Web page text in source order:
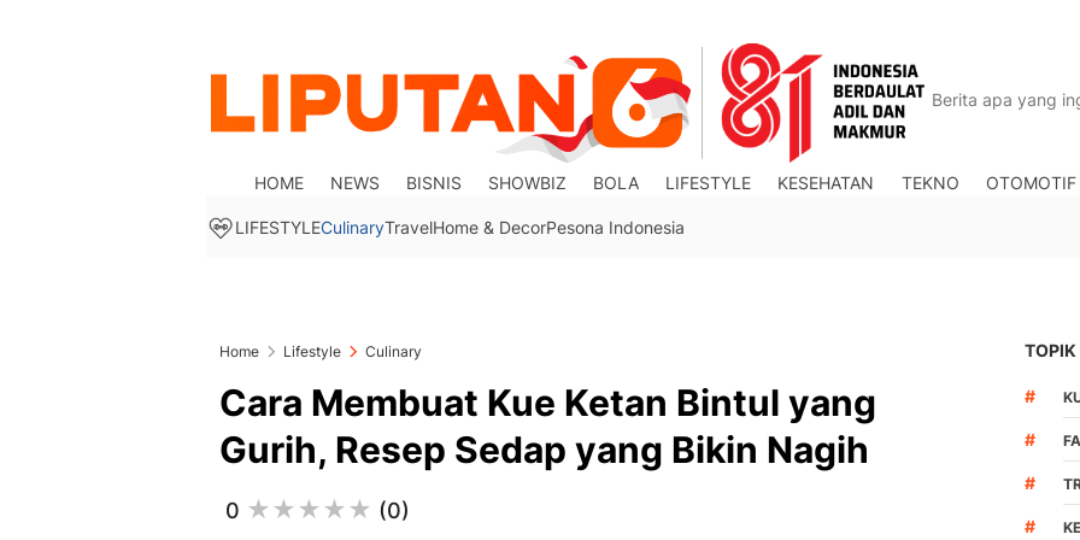
HOME NEWS BISNIS SHOWBIZ BOLA LIFESTYLE KESEHATAN TEKNO OTOMOTIF
LIFESTYLECulinaryTravelHome & DecorPesona Indonesia
Home Lifestyle Culinary
Cara Membuat Kue Ketan Bintul yang
Gurih, Resep Sedap yang Bikin Nagih
0 (0)
TOPIK
#
#
#
#